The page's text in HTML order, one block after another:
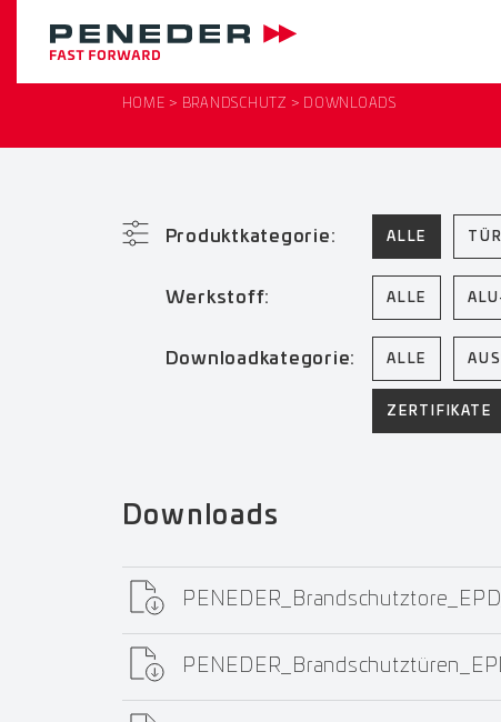
HOME BRANDSCHUTZ DOWNLOADS
Produktkategorie: ALLE
Werkstoff: ALLE
Downloadkategorie: ALLE
ZERTIFIKATE
Downloads